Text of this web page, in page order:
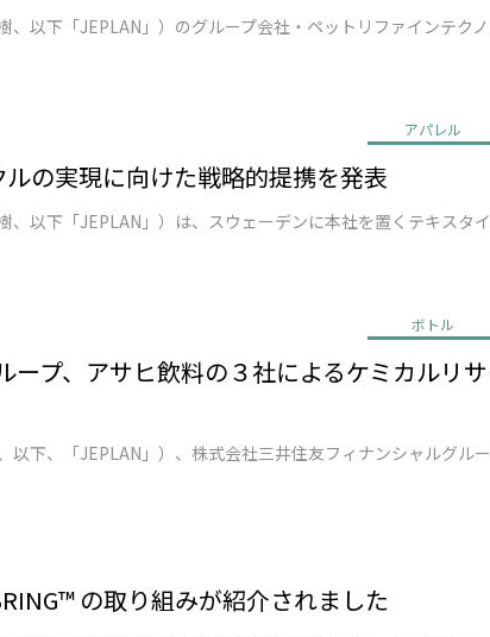
アパレル
の実現に向けた戦略的提携を発表
ボトル
プ、アサヒ飲料の３社によるケミカルリ
の取り組みが紹介されました